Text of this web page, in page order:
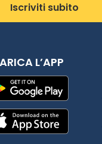
Iscriviti subito
L’APP